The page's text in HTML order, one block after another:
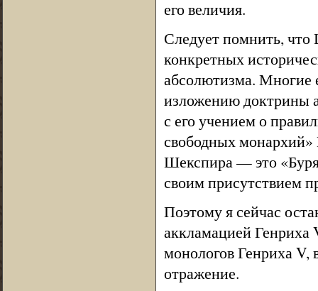
его величия.
Следует помнить, что
конкретных
абсолютизма. Многие
изложению доктрины
с его учением о
свободных монархий»
Шекспира — это
своим присутствием
Поэтому я сейчас
аккламацией
монологов Генриха V,
отражение.